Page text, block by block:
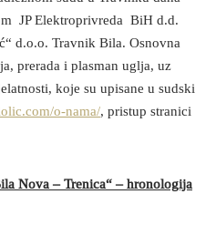
JP Elektroprivreda BiH d.d.
d.o.o. Travnik Bila. Osnovna
prerada i plasman uglja, uz
koje su upisane u sudski
o-nama/, pristup stranici
Nova – Trenica“ – hronologija